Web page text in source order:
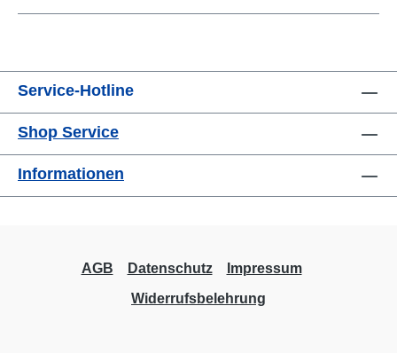
Service-Hotline
Shop Service
Informationen
AGB Datenschutz
Impressum
Widerrufsbelehrung